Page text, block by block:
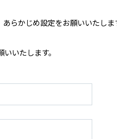
かじめ設定をお願いいたしま
いたします。